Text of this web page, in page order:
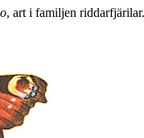
, art i familjen